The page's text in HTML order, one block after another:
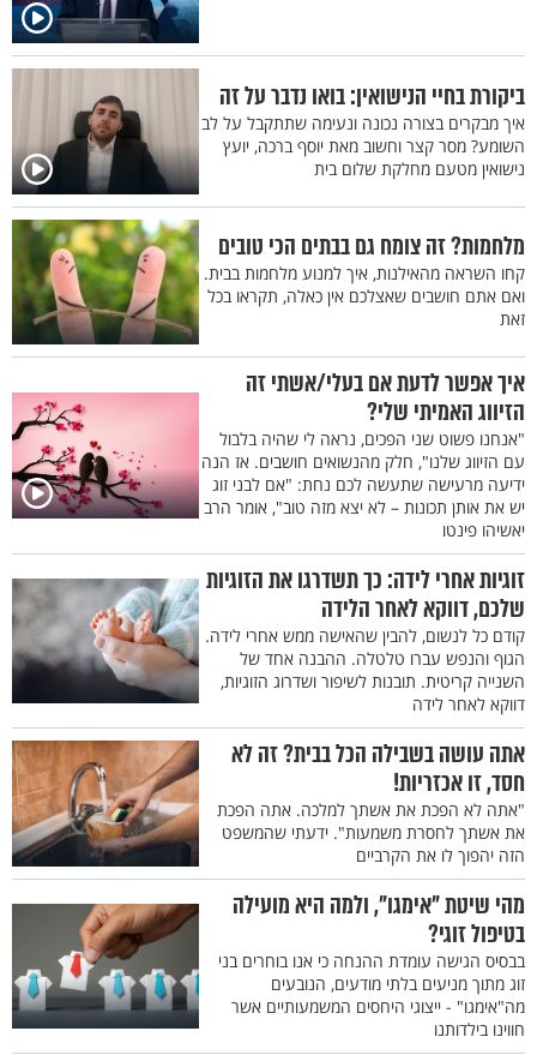
ביקורת בחיי הנישואין: בואו נדבר על זה
איך מבקרים בצורה נכונה ונעימה שתתקבל על לב
השומע? מסר קצר וחשוב מאת יוסף ברכה, יועץ
נישואין מטעם מחלקת שלום בית
מלחמות? זה צומח גם בבתים הכי טובים
קחו השראה מהאילנות, איך למנוע מלחמות בבית.
ואם אתם חושבים שאצלכם אין כאלה, תקראו בכל
זאת
איך אפשר לדעת אם בעלי/אשתי זה
הזיווג האמיתי שלי?
"אנחנו פשוט שני הפכים, נראה לי שהיה בלבול
עם הזיווג שלנו", חלק מהנשואים חושבים. אז הנה
ידיעה מרעישה שתעשה לכם נחת: "אם לבני זוג
יש את אותן תכונות – לא יצא מזה טוב", אומר הרב
יאשיהו פינטו
זוגיות אחרי לידה: כך תשדרגו את הזוגיות
שלכם, דווקא לאחר הלידה
קודם כל לנשום, להבין שהאישה ממש אחרי לידה.
הגוף והנפש עברו טלטלה. ההבנה אחד של
השנייה קריטית. תובנות לשיפור ושדרוג הזוגיות,
דווקא לאחר לידה
אתה עושה בשבילה הכל בבית? זה לא
חסד, זו אכזריות!
"אתה לא הפכת את אשתך למלכה. אתה הפכת
את אשתך לחסרת משמעות". ידעתי שהמשפט
הזה יהפוך לו את הקרביים
מהי שיטת "אימגו", ולמה היא מועילה
בטיפול זוגי?
בבסיס הגישה עומדת ההנחה כי אנו בוחרים בני
זוג מתוך מניעים בלתי מודעים, הנובעים
מה"אימגו" - ייצוגי היחסים המשמעותיים אשר
חווינו בילדותנו